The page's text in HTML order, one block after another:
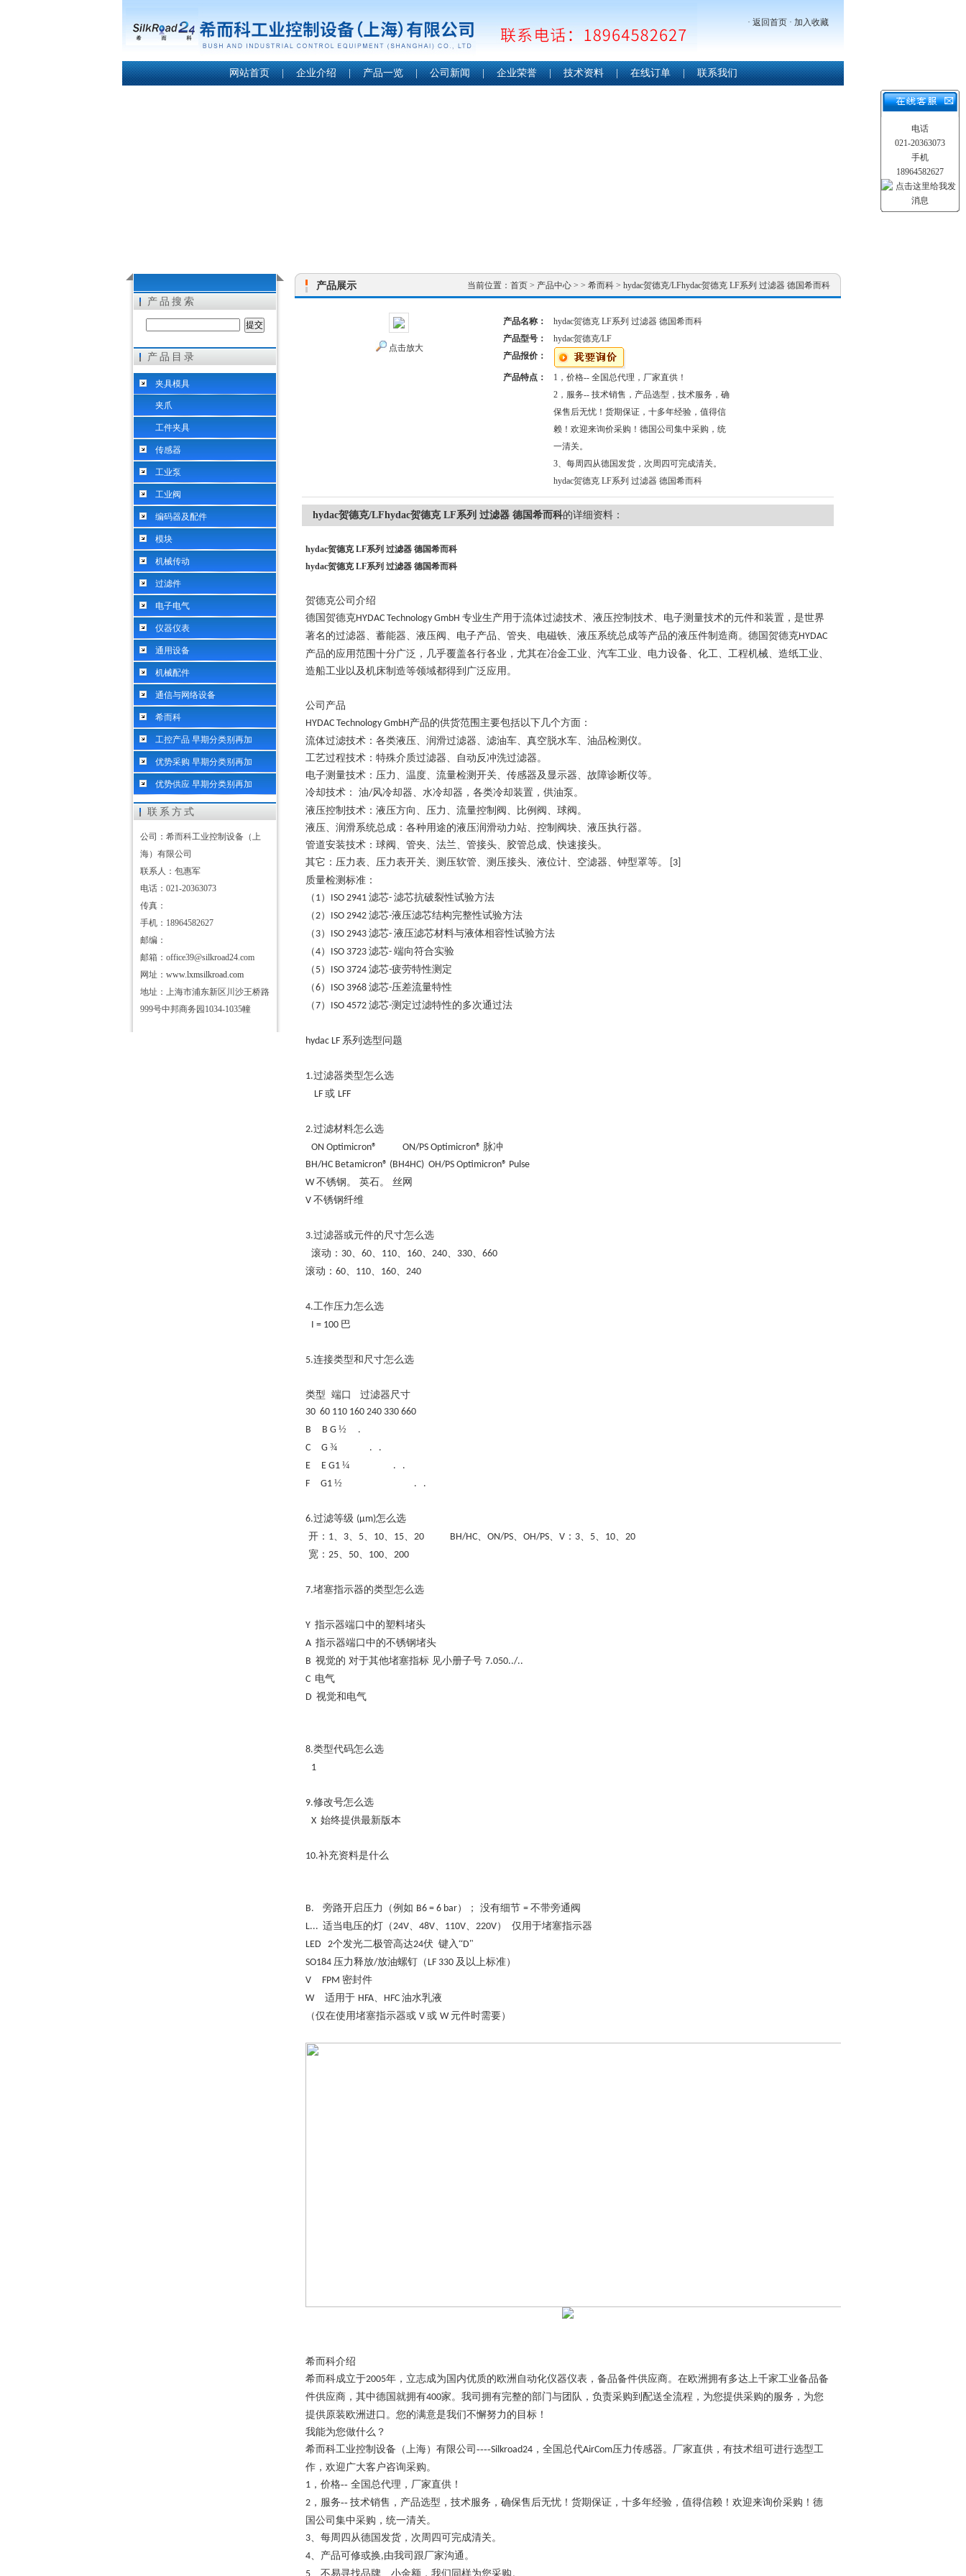
希而科工业控制设备（上海）有限公司
· 返回首页 · 加入收藏
网站首页 | 企业介绍 | 产品一览 | 公司新闻 | 企业荣誉 | 技术资料 | 在线订单 | 联系我们
产品搜索
产品目录
夹具模具
夹爪
工件夹具
传感器
工业泵
工业阀
编码器及配件
模块
机械传动
过滤件
电子电气
仪器仪表
通用设备
机械配件
通信与网络设备
希而科
工控产品 早期分类别再加
优势采购 早期分类别再加
优势供应 早期分类别再加
联系方式
公司：希而科工业控制设备（上
海）有限公司
联系人：包惠军
电话：021-20363073
传真：
手机：18964582627
邮编：
邮箱：office39@silkroad24.com
网址： www.lxmsilkroad.com
地址：上海市浦东新区川沙王桥路
999号中邦商务园1034-1035幢
产品展示 当前位置： 首页 > 产品中心 > > 希而科 > hydac贺德克/LFhydac贺德克 LF系列 过滤器 德国希而科
点击放大
产品名称：
hydac贺德克 LF系列 过滤器 德国希而科
产品型号：
hydac贺德克/LF
产品报价：
产品特点：
1，价格-- 全国总代理，厂家直供！
2，服务-- 技术销售，产品选型，技术服务，确
保售后无忧！货期保证，十多年经验，值得信
赖！欢迎来询价采购！德国公司集中采购，统
一清关。
3、每周四从德国发货，次周四可完成清关。
hydac贺德克 LF系列 过滤器 德国希而科
hydac贺德克/LFhydac贺德克 LF系列 过滤器 德国希而科的详细资料：
hydac贺德克 LF系列 过滤器 德国希而科
hydac贺德克 LF系列 过滤器 德国希而科
贺德克公司介绍
德国贺德克HYDAC Technology GmbH 专业生产用于流体过滤技术、液压控制技术、电子测量技术的元件和装置，是世界
著名的过滤器、蓄能器、液压阀、电子产品、管夹、电磁铁、液压系统总成等产品的液压件制造商。德国贺德克HYDAC
产品的应用范围十分广泛，几乎覆盖各行各业，尤其在冶金工业、汽车工业、电力设备、化工、工程机械、造纸工业、
造船工业以及机床制造等领域都得到广泛应用。
公司产品
HYDAC Technology GmbH产品的供货范围主要包括以下几个方面：
流体过滤技术：各类液压、润滑过滤器、滤油车、真空脱水车、油品检测仪。
工艺过程技术：特殊介质过滤器、自动反冲洗过滤器。
电子测量技术：压力、温度、流量检测开关、传感器及显示器、故障诊断仪等。
冷却技术：
油/风冷却器、水冷却器，各类冷却装置，供油泵。
液压控制技术：液压方向、压力、流量控制阀、比例阀、球阀。
液压、润滑系统总成：各种用途的液压润滑动力站、控制阀块、液压执行器。
管道安装技术：球阀、管夹、法兰、管接头、胶管总成、快速接头。
其它：压力表、压力表开关、测压软管、测压接头、液位计、空滤器、钟型罩等。
[3]
质量检测标准：
（ 1） ISO 2941 滤芯- 滤芯抗破裂性试验方法
（2） ISO 2942 滤芯-液压滤芯结构完整性试验方法
（ 3） ISO 2943 滤芯- 液压滤芯材料与液体相容性试验方法
（4） ISO 3723 滤芯- 端向符合实验
（ 5） ISO 3724 滤芯-疲劳特性测定
（6） ISO 3968 滤芯-压差流量特性
（7） ISO 4572 滤芯-测定过滤特性的多次通过法
hydac LF 系列选型问题
1.过滤器类型怎么选
LF 或 LFF
2.过滤材料怎么选
ON Optimicron® ON/PS Optimicron® 脉冲
BH/HC Betamicron® (BH4HC) OH/PS Optimicron® Pulse
W不锈钢。 英石。 丝网
V 不锈钢纤维
3.过滤器或元件的尺寸怎么选
滚动： 30、 60、 110、 160、 240、 330、 660
滚动： 60、 110、 160、 240
4.工作压力怎么选
I = 100 巴
5.连接类型和尺寸怎么选
类型 端口 过滤器尺寸
30 60 110 160 240 330 660
B B G ½ .
C G ¾ . .
E E G1 ¼ . .
F G1 ½ . .
6.过滤等级 (µm)怎么选
开： 1、 3、 5、 10、 15、 20 BH/HC、 ON/PS、 OH/PS、 V ： 3、 5、 10、 20
宽： 25、 50、 100、 200
7.堵塞指示器的类型怎么选
Y 指示器端口中的塑料堵头
A 指示器端口中的不锈钢堵头
B 视觉的 对于其他堵塞指标 见小册子号 7.050../..
C 电气
D 视觉和电气
8.类型代码怎么选
1
9.修改号怎么选
X 始终提供最新版本
10.补充资料是什么
B. 旁路开启压力（例如 B6 = 6 bar）； 没有细节 = 不带旁通阀
L... 适当电压的灯（24V、 48V、 110V、 220V）
仅用于堵塞指示器
LED 2个发光二极管高达24伏 键入“D"
SO184 压力释放/放油螺钉（ LF 330 及以上标准）
V FPM 密封件
W 适用于 HFA、 HFC 油水乳液
（仅在使用堵塞指示器或 V 或 W 元件时需要）
希而科介绍
希而科成立于2005年，立志成为国内优质的欧洲自动化仪器仪表，备品备件供应商。在欧洲拥有多达上千家工业备品备
件供应商，其中德国就拥有400家。我司拥有完整的部门与团队，负责采购到配送全流程，为您提供采购的服务，为您
提供原装欧洲进口。您的满意是我们不懈努力的目标！
我能为您做什么？
希而科工业控制设备（上海）有限公司----Silkroad24 ，全国总代AirCom压力传感器。厂家直供，有技术组可进行选型工
作，欢迎广大客户咨询采购。
1 ，价格-- 全国总代理，厂家直供！
2 ，服务-- 技术销售，产品选型，技术服务，确保售后无忧！货期保证，十多年经验，值得信赖！欢迎来询价采购！德
国公司集中采购，统一清关。
3、每周四从德国发货，次周四可完成清关。
4、产品可修或换,由我司跟厂家沟通。
、不易寻找品牌、小金额，我们同样为您采购。
电话
021-20363073
手机
18964582627